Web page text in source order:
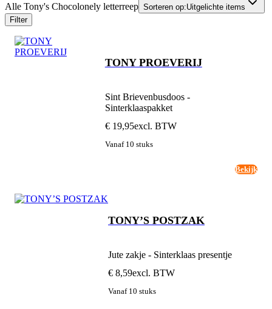
Alle Tony's Chocolonely letterreep Sorteren op:Uitgelichte items
Filter
TONY PROEVERIJ
Sint Brievenbusdoos -
Sinterklaaspakket
€ 19,95excl. BTW
Vanaf 10 stuks
Bekijk
TONY’S POSTZAK
Jute zakje - Sinterklaas presentje
€ 8,59excl. BTW
Vanaf 10 stuks